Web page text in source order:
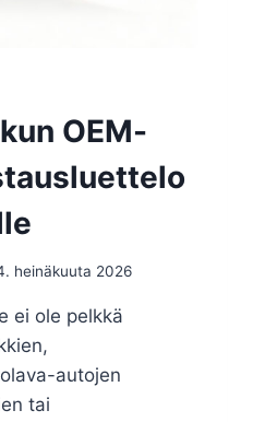
OEM-
heinäkuuta 2026
ei ole pelkkä
autojen
tai